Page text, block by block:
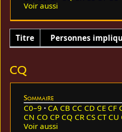
Voir aussi
Titre Personnes
CQ
Sommaire
C0–9 CA CB CC CD CE CF
CN CO CP CQ CR CS CT CU
Voir aussi